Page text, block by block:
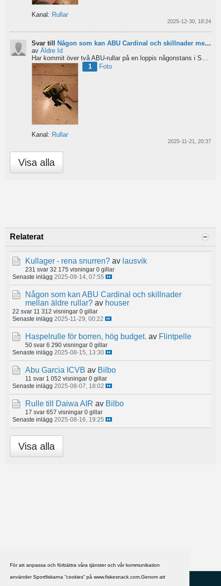
För att anpassa och förbättra våra tjänster och vår kommunikation
använder Sportfiskarna ”cookies” på www.fiskesnack.com.Genom att
Kanal: Rullar
2025-12-30, 18:24
Svar till
Någon som kan ABU Cardinal och skillnader mellan äldre rullar?
av Äldre Id
Har kommit över två ABU-rullar på en loppis någonstans i Sverige. Servat själv nu. Den ena är en klassisk...
1
Foto
Kanal: Rullar
2025-11-21, 20:37
Visa alla
Relaterat
Kullager - rena snurren? av lausvik
231 svar 32 175 visningar 0 gillar
Senaste inlägg 2025-09-14, 07:55
Någon som kan ABU Cardinal och skillnader
mellan äldre rullar? av houser
22 svar 11 312 visningar 0 gillar
Senaste inlägg 2025-11-29, 00:22
Haspelrulle för borren, hög budget. av Flintpelle
50 svar 6 290 visningar 0 gillar
Senaste inlägg 2025-08-15, 13:30
Abu Garcia ICVB av Bilbo
11 svar 1 052 visningar 0 gillar
Senaste inlägg 2025-08-07, 18:02
Rulle till Daiwa AIR av Bilbo
17 svar 657 visningar 0 gillar
Senaste inlägg 2025-08-16, 19:25
Visa alla
HJÄLP